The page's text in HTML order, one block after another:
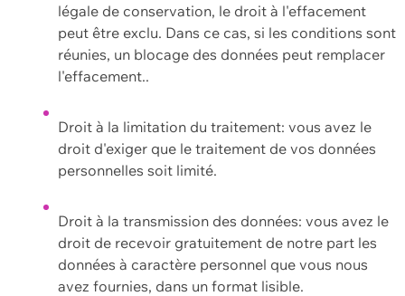
légale de conservation, le droit à l'effacement
peut être exclu. Dans ce cas, si les conditions sont
réunies, un blocage des données peut remplacer
l'effacement..
Droit à la limitation du traitement: vous avez le
droit d'exiger que le traitement de vos données
personnelles soit limité.
Droit à la transmission des données: vous avez le
droit de recevoir gratuitement de notre part les
données à caractère personnel que vous nous
avez fournies, dans un format lisible.